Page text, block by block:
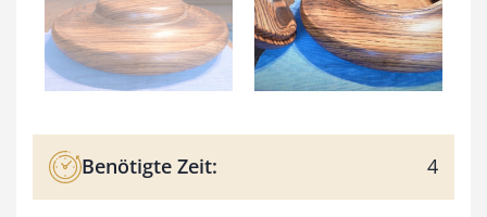
Benötigte Zeit: 4